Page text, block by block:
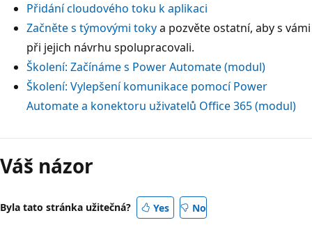
Přidání cloudového toku k aplikaci
Začněte s týmovými tokya pozvěte ostatní, aby s vámi
při jejich návrhu spolupracovali.
Školení: Začínáme s Power Automate (modul)
Školení: Vylepšení komunikace pomocí Power
Automate a konektoru uživatelů Office 365 (modul)
Váš názor
Byla tato stránka užitečná? Yes No